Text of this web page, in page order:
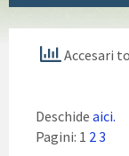
Accesari
Deschide aici.
Pagini: 1 2 3